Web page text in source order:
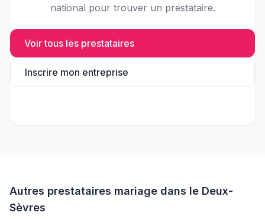
national pour trouver un prestataire.
Voir tous les prestataires
Inscrire mon entreprise
Autres prestataires mariage dans le Deux-
Sèvres